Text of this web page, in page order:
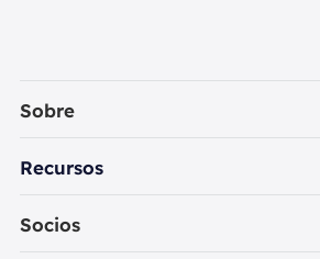
Sobre
Empresa
Recursos
Recuperación de Datos PC
Socios